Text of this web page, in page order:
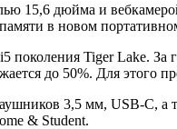
15,6 дюйма и
в новом
поколения Tiger Lake.
до 50%. Для
3,5 мм, USB-C, а
& Student.